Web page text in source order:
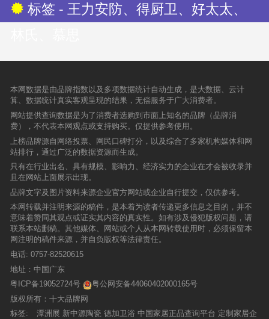
标签 - 王力安防、得厨卫、好太太、
本网数据是由品牌指数以及多项数据统计自动生成，是大数据、云计
算、数据统计真实客观呈现的结果，无偿服务于广大消费者。
网站提供查询数据是为了消费者选购到市面上知名的品牌（品牌消
费），不代表本网观点或支持购买。仅提供参考使用。
上榜品牌源自网络投票、网民口碑打分，以及综合了多家机构媒体和网
站排行，通过广泛的数据资源而生成。
只有在行业出名、具有规模、影响力、经济实力的企业在才会被收录并
且在网站上面展示出现。
品牌文字及图片资料来源企业官方网站或企业自行提交，仅供参考。
本网转载并注明来源的稿件，是本着为读者传递更多信息之目的，并不
意味着赞同其观点或证实其内容的真实性。如有涉及侵犯版权问题，请
联系本站删稿。其他媒体、网站或个人从本网转载使用时，必须保留本
网注明的稿件来源，并自负版权等法律责任。
电话: 0757-82520615
地址：中国广东
粤ICP备19052724号
粤公网安备44060402000165号
版权所有：十大品牌网
标签:
潭洲展 新中源陶瓷 德加卫浴 中国家居正品查询平台 定制家居企